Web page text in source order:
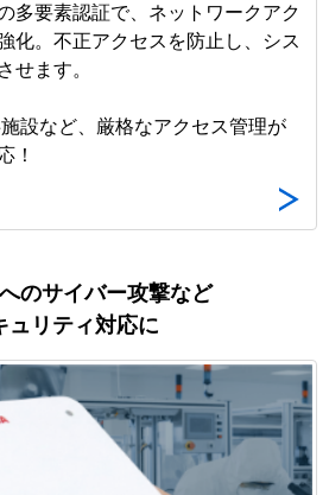
多要素認証で、ネットワークアク
化。不正アクセスを防止し、シス
せます。
設など、厳格なアクセス管理が
！
のサイバー攻撃など
ュリティ対応に